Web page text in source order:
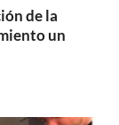
de la
un